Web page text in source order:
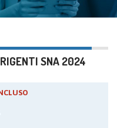
SNA 2024